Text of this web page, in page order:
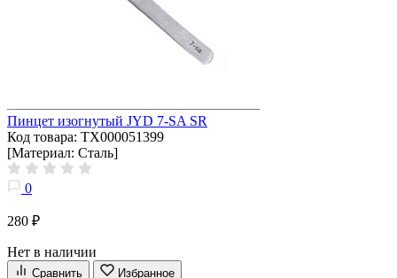
Пинцет изогнутый JYD 7-SA SR
Код товара: ТХ000051399
[Материал: Сталь]
0
280 ₽
Нет в наличии
Сравнить Избранное